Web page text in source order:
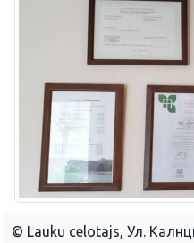
© Lauku сelotajs, Ул.